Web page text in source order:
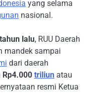
yang selama
nasional.
lalu, RUU Daerah
mandek sampai
dari daerah
Rp4.000 triliun atau
resmi Ketua